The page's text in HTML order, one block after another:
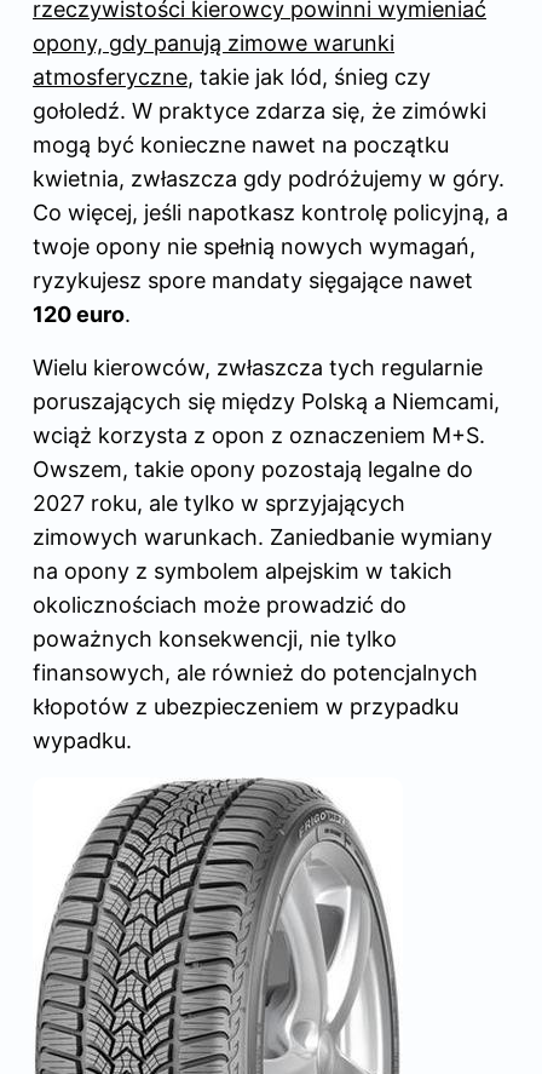
rzeczywistości kierowcy powinni wymieniać
opony, gdy panują zimowe warunki
atmosferyczne, takie jak lód, śnieg czy
gołoledź. W praktyce zdarza się, że zimówki
mogą być konieczne nawet na początku
kwietnia, zwłaszcza gdy podróżujemy w góry.
Co więcej, jeśli napotkasz kontrolę policyjną, a
twoje opony nie spełnią nowych wymagań,
ryzykujesz spore mandaty sięgające nawet
120 euro.
Wielu kierowców, zwłaszcza tych regularnie
poruszających się między Polską a Niemcami,
wciąż korzysta z opon z oznaczeniem M+S.
Owszem, takie opony pozostają legalne do
2027 roku, ale tylko w sprzyjających
zimowych warunkach. Zaniedbanie wymiany
na opony z symbolem alpejskim w takich
okolicznościach może prowadzić do
poważnych konsekwencji, nie tylko
finansowych, ale również do potencjalnych
kłopotów z ubezpieczeniem w przypadku
wypadku.